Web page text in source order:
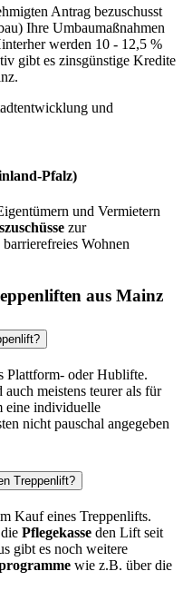
Antrag bezuschusst
Ihre Umbaumaßnahmen
werden 10 - 12,5 %
gibt es zinsgünstige Kredite
Pfalz)
und Vermietern
zur
Wohnen
aus Mainz
Plattform- oder Hublifte.
meistens teurer als für
eine individuelle
nicht pauschal angegeben
Treppenlift?
Kauf eines Treppenlifts.
Pflegekasse den Lift seit
gibt es noch weitere
wie z.B. über die